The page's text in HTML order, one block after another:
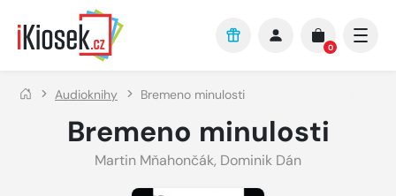
Přejít na hlavní obsah
0
Audioknihy Bremeno minulosti
Bremeno minulosti
Martin Mňahončák, Dominik Dán